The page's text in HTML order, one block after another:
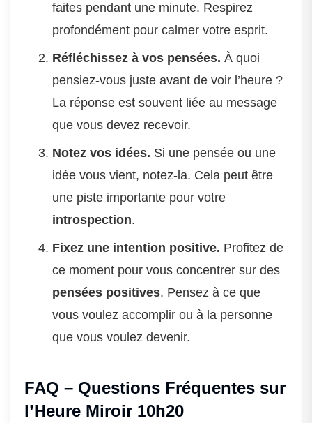
faites pendant une minute. Respirez
profondément pour calmer votre esprit.
Réfléchissez à vos pensées. À quoi
pensiez-vous juste avant de voir l’heure ?
La réponse est souvent liée au message
que vous devez recevoir.
Notez vos idées. Si une pensée ou une
idée vous vient, notez-la. Cela peut être
une piste importante pour votre
introspection.
Fixez une intention positive. Profitez de
ce moment pour vous concentrer sur des
pensées positives. Pensez à ce que
vous voulez accomplir ou à la personne
que vous voulez devenir.
FAQ – Questions Fréquentes sur
l’Heure Miroir 10h20